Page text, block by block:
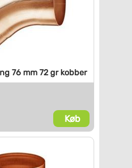
76 mm 72 grkobber
Køb